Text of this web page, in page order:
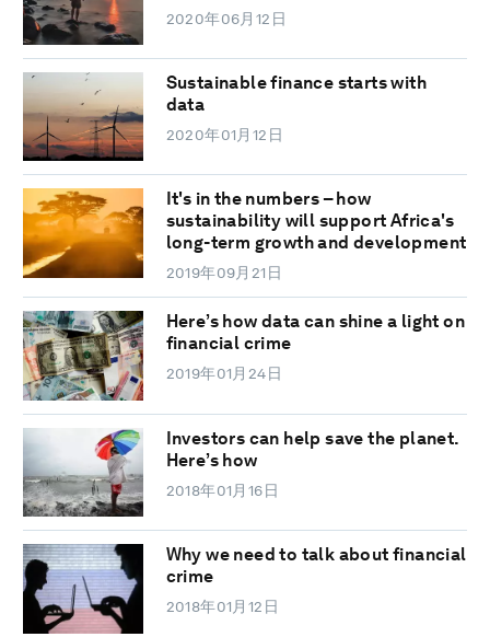
2020年06月12日
Sustainable finance starts with
data
2020年01月12日
It's in the numbers – how
sustainability will support Africa's
long-term growth and development
2019年09月21日
Here’s how data can shine a light on
financial crime
2019年01月24日
Investors can help save the planet.
Here’s how
2018年01月16日
Why we need to talk about financial
crime
2018年01月12日